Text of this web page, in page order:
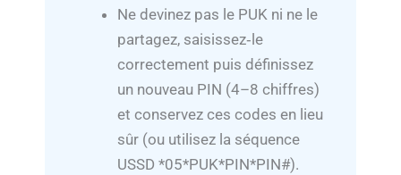
Ne devinez pas le PUK ni ne le
partagez, saisissez‑le
correctement puis définissez
un nouveau PIN (4–8 chiffres)
et conservez ces codes en lieu
sûr (ou utilisez la séquence
USSD *05*PUK*PIN*PIN#).